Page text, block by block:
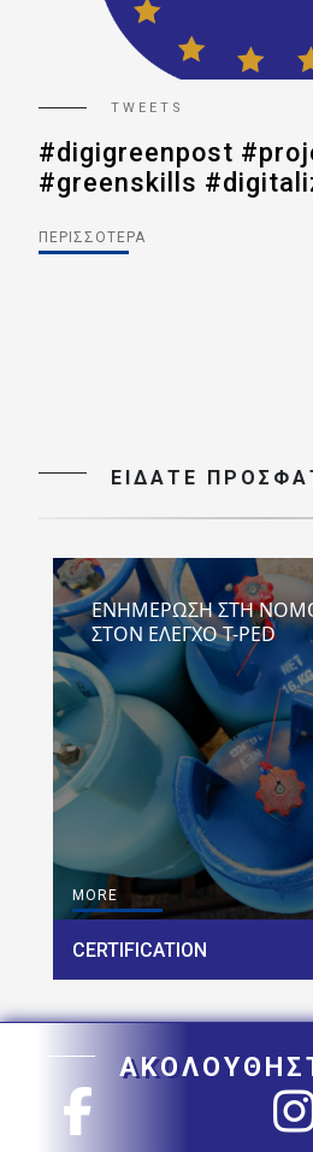
TWEETS
#digigreenpost
#greenskills
ΠΕΡΙΣΣΌΤΕΡΑ
ΕΙΔΑΤΕ
CERTIFICATION
ΕΝΗΜΕΡΩΣΗ ΣΤΗ
ΣΤΟΝ ΕΛΕΓΧΟ T-PED
MORE